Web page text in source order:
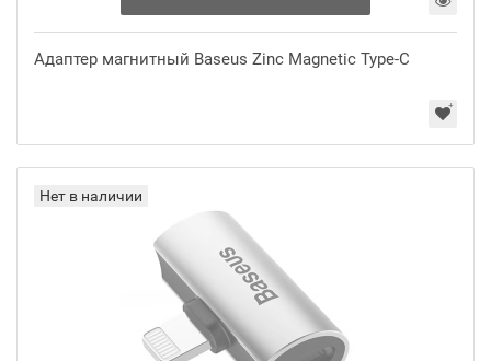
Адаптер магнитный Baseus Zinc Magnetic Type-C
Нет в наличии